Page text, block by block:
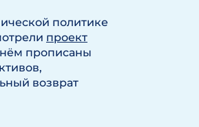
политике
проект
нём прописаны
возврат